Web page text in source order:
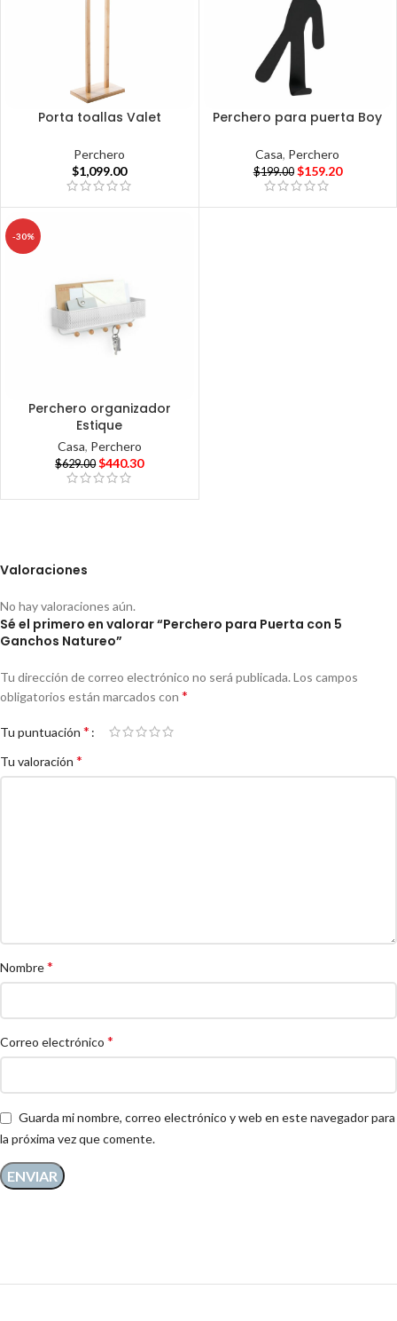
Porta toallas Valet
Perchero
$1,099.00
Perchero para puerta Boy
Casa, Perchero
$199.00 $159.20
-30%
Perchero organizador
Estique
Casa, Perchero
$629.00 $440.30
Valoraciones
No hay valoraciones aún.
Sé el primero en valorar “Perchero para Puerta con 5
Ganchos Natureo”
Tu dirección de correo electrónico no será publicada. Los campos
obligatorios están marcados con *
Tu puntuación *
Tu valoración *
Nombre*
Correo electrónico *
Guarda mi nombre, correo electrónico y web en este navegador para
la próxima vez que comente.